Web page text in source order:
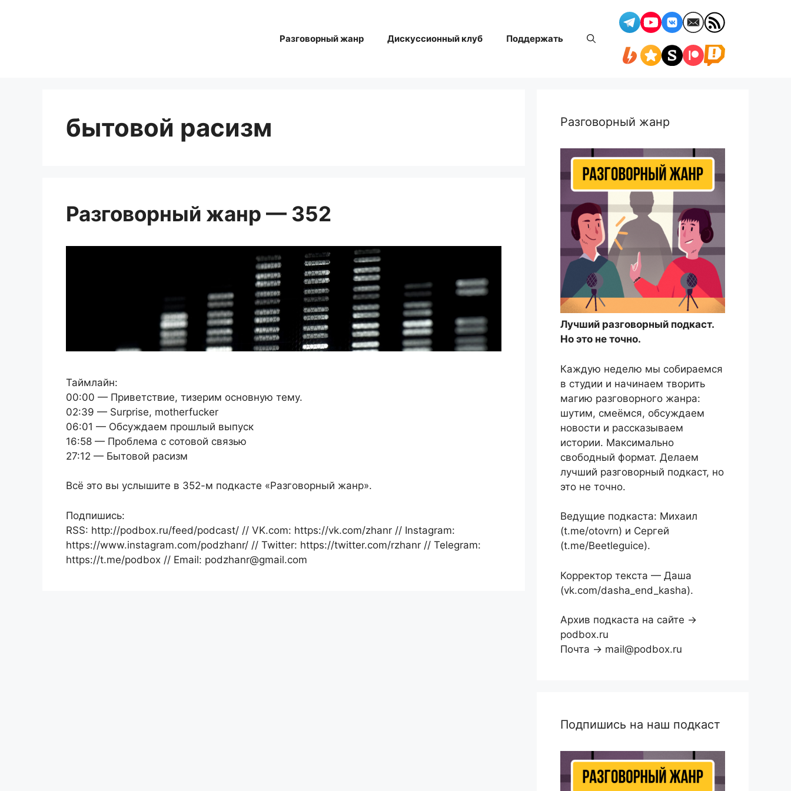
Разговорный жанр Дискуссионный клуб Поддержать
бытовой расизм
Разговорный жанр — 352
Таймлайн:
00:00 — Приветствие, тизерим основную тему.
02:39 — Surprise, motherfucker
06:01 — Обсуждаем прошлый выпуск
16:58 — Проблема с сотовой связью
27:12 — Бытовой расизм
Всё это вы услышите в 352-м подкасте «Разговорный жанр».
Подпишись:
RSS: http://podbox.ru/feed/podcast/ // VK.com: https://vk.com/zhanr // Instagram:
https://www.instagram.com/podzhanr/ // Twitter: https://twitter.com/rzhanr // Telegram:
https://t.me/podbox // Email: podzhanr@gmail.com
Разговорный жанр
Лучший разговорный подкаст.
Но это не точно.
Каждую неделю мы собираемся
в студии и начинаем творить
магию разговорного жанра:
шутим, смеёмся, обсуждаем
новости и рассказываем
истории. Максимально
свободный формат. Делаем
лучший разговорный подкаст, но
это не точно.
Ведущие подкаста: Михаил
(t.me/otovrn) и Сергей
(t.me/Beetleguice).
Корректор текста — Даша
(vk.com/dasha_end_kasha).
Архив подкаста на сайте →
podbox.ru
Почта → mail@podbox.ru
Подпишись на наш подкаст